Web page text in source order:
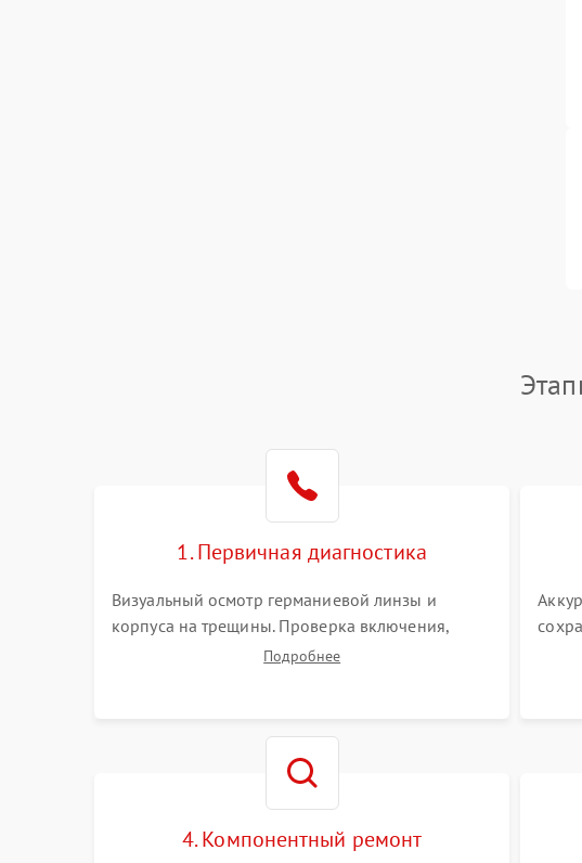
1. Первичная диагностика
Визуальный осмотр германиевой линзы и
корпуса на трещины. Проверка включения,
реакции кнопок и разъемов зарядки. Оценка
Подробнее
4. Компонентный ремонт